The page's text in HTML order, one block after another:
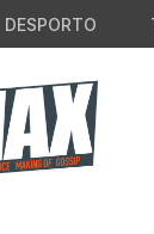
DESPORTO